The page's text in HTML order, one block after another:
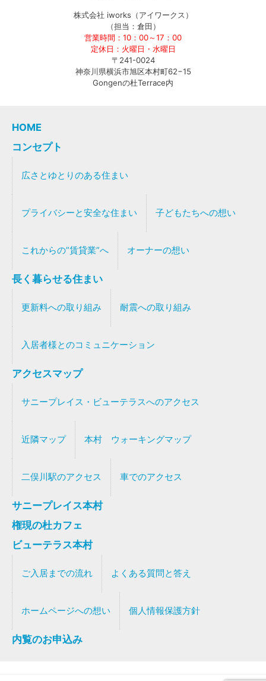
株式会社 iworks（アイワークス）
（担当：倉田）
営業時間：10：00～17：00
定休日：火曜日・水曜日
〒241-0024
神奈川県横浜市旭区本村町62−15
Gongenの杜Terrace内
HOME
コンセプト
広さとゆとりのある住まい
プライバシーと安全な住まい 子どもたちへの想い
これからの”賃貸業”へ オーナーの想い
長く暮らせる住まい
更新料への取り組み 耐震への取り組み
入居者様とのコミュニケーション
アクセスマップ
サニープレイス・ビューテラスへのアクセス
近隣マップ 本村 ウォーキングマップ
二俣川駅のアクセス 車でのアクセス
サニープレイス本村
権現の杜カフェ
ビューテラス本村
ご入居までの流れ よくある質問と答え
ホームページへの想い 個人情報保護方針
内覧のお申込み